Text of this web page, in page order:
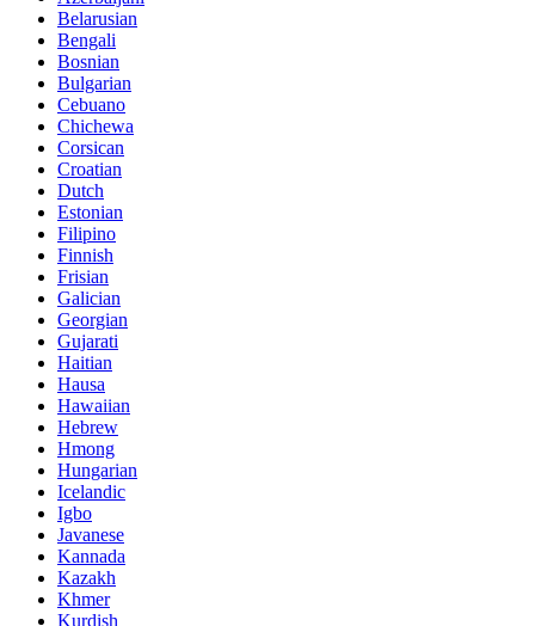
Belarusian
Bengali
Bosnian
Bulgarian
Cebuano
Chichewa
Corsican
Croatian
Dutch
Estonian
Filipino
Finnish
Frisian
Galician
Georgian
Gujarati
Haitian
Hausa
Hawaiian
Hebrew
Hmong
Hungarian
Icelandic
Igbo
Javanese
Kannada
Kazakh
Khmer
Kurdish